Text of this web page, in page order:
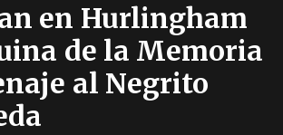
en Hurlingham
de la Memoria
al Negrito